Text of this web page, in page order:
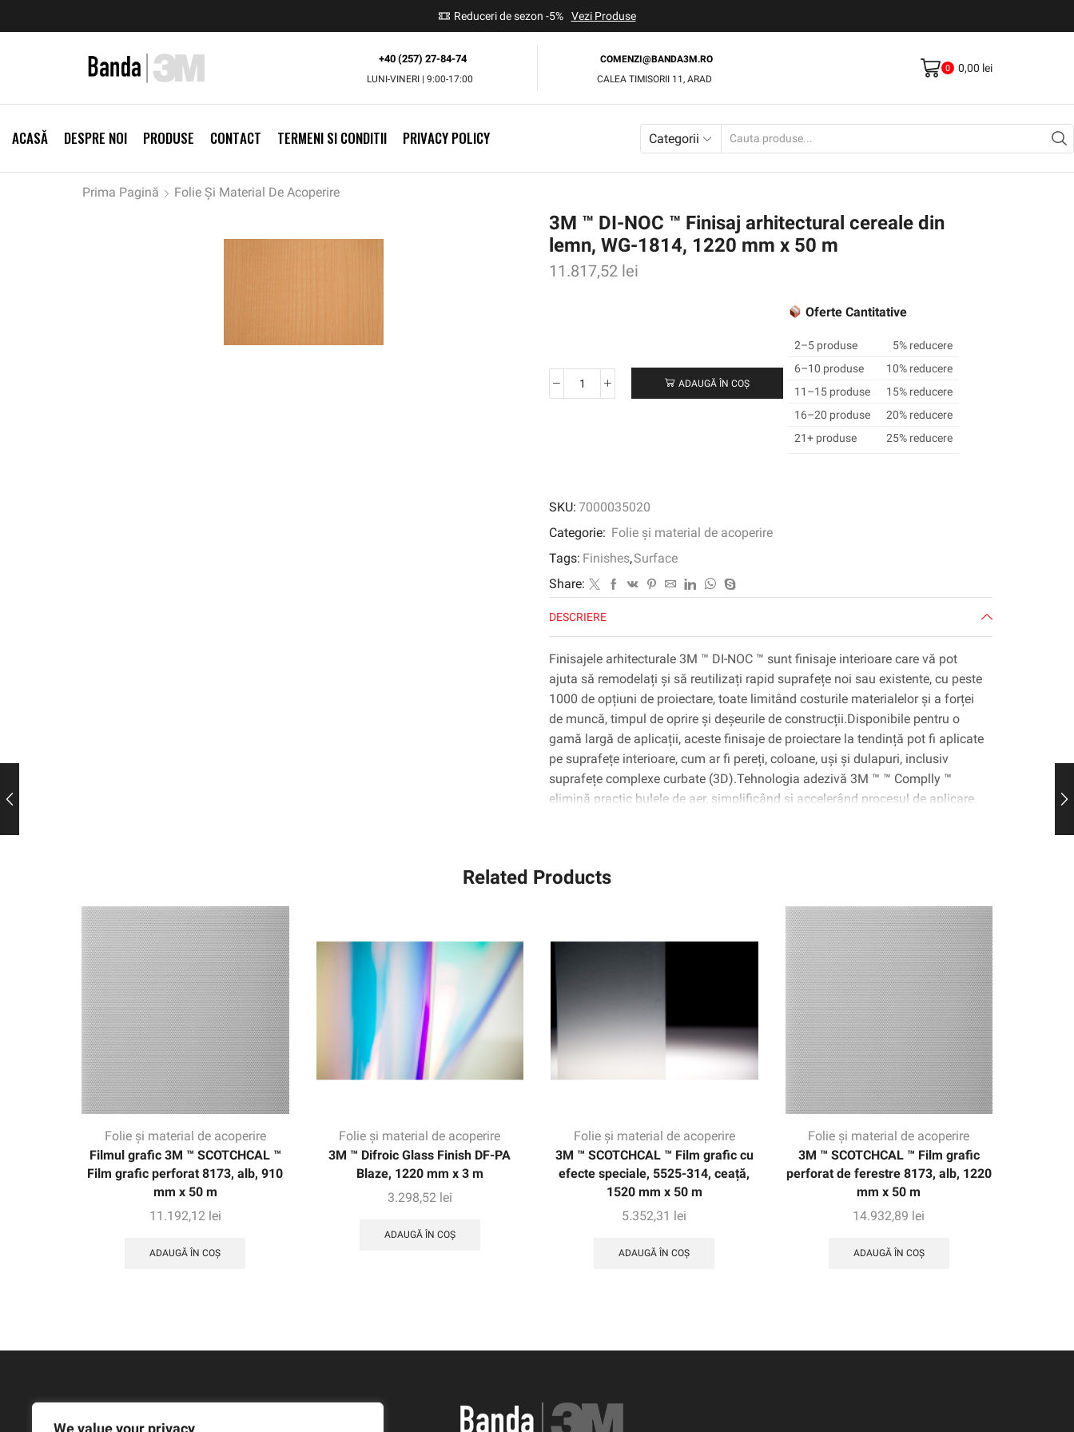
We value your privacy
Reduceri de sezon -5% Vezi Produse
+40 (257) 27-84-74
LUNI-VINERI | 9:00-17:00
COMENZI@BANDA3M.RO
CALEA TIMISORII 11, ARAD
0 0,00 lei
ACASĂ DESPRE NOI PRODUSE CONTACT TERMENI SI CONDITII PRIVACY POLICY Categorii
Prima Pagină Folie Și Material De Acoperire
3M ™ DI-NOC ™ Finisaj arhitectural cereale din
lemn, WG-1814, 1220 mm x 50 m
11.817,52 lei
Cantitate
arhitectural
cereale
lemn,
WG-
1814,
1220
mm
x
50
ADAUGĂ ÎN COȘ
Oferte Cantitative
2–5 produse
5% reducere
6–10 produse
10% reducere
11–15 produse
15% reducere
16–20 produse
20% reducere
21+ produse
25% reducere
SKU: 7000035020
Categorie: Folie și material de acoperire
Tags: Finishes,Surface
Share:
DESCRIERE
Finisajele arhitecturale 3M ™ DI-NOC ™ sunt finisaje interioare care vă pot
ajuta să remodelați și să reutilizați rapid suprafețe noi sau existente, cu peste
1000 de opțiuni de proiectare, toate limitând costurile materialelor și a forței
de muncă, timpul de oprire și deșeurile de construcții.Disponibile pentru o
gamă largă de aplicații, aceste finisaje de proiectare la tendință pot fi aplicate
pe suprafețe interioare, cum ar fi pereți, coloane, uși și dulapuri, inclusiv
suprafețe complexe curbate (3D).Tehnologia adezivă 3M ™ ™ Complly ™
elimină practic bulele de aer, simplificând și accelerând procesul de aplicare.
Related Products
Folie și material de acoperire
Filmul grafic 3M ™ SCOTCHCAL ™
Film grafic perforat 8173, alb, 910
mm x 50 m
11.192,12 lei
ADAUGĂ ÎN COȘ
Folie și material de acoperire
3M ™ Difroic Glass Finish DF-PA
Blaze, 1220 mm x 3 m
3.298,52 lei
ADAUGĂ ÎN COȘ
Folie și material de acoperire
3M ™ SCOTCHCAL ™ Film grafic cu
efecte speciale, 5525-314, ceață,
1520 mm x 50 m
5.352,31 lei
ADAUGĂ ÎN COȘ
Folie și material de acoperire
3M ™ SCOTCHCAL ™ Film grafic
perforat de ferestre 8173, alb, 1220
mm x 50 m
14.932,89 lei
ADAUGĂ ÎN COȘ